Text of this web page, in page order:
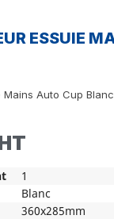
ESSUIE
1
Blanc
360x285mm